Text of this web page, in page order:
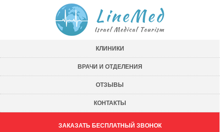
КЛИНИКИ
ВРАЧИ И ОТДЕЛЕНИЯ
ОТЗЫВЫ
КОНТАКТЫ
ЗАКАЗАТЬ БЕСПЛАТНЫЙ ЗВОНОК